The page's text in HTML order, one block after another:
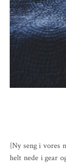
{Ny seng i vores
helt nede i gear